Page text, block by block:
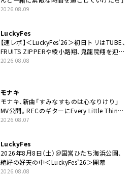
2026.08.09
LuckyFes
【速レポ】＜LuckyFes’26＞初日トリはTUBE、
FRUITS ZIPPERや綾小路翔、鬼龍院翔を迎え
た豪華コラボも「知ってたらぜひ一緒に歌っ
2026.08.08
モナキ
モナキ、新曲「すみなすものは心なりけり」
MV公開。RECのギターにEvery Little Thing・
伊藤一朗参加も
2026.08.07
LuckyFes
2026年8月8日（土）＠国営ひたち海浜公園、
絶好の好天の中＜LuckyFes’26＞開幕
2026.08.08